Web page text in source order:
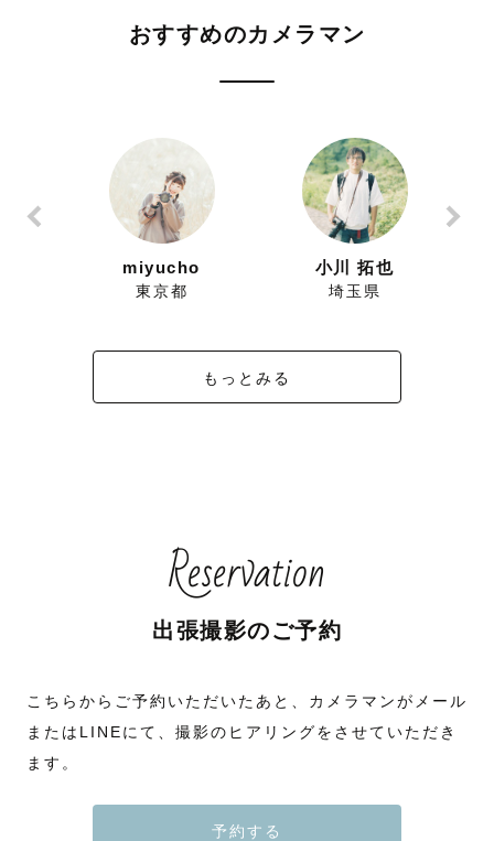
おすすめのカメラマン
miyucho
東京都
小川 拓也
埼玉県
もっとみる
Reservation
出張撮影のご予約
こちらからご予約いただいたあと、カメラマンがメール
またはLINEにて、撮影のヒアリングをさせていただき
ます。
予約する